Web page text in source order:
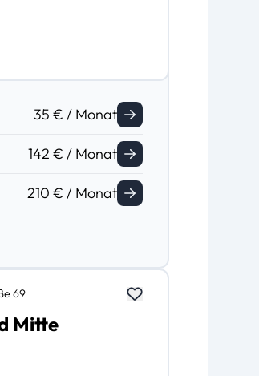
35 € / Monat
142 € / Monat
210 € / Monat
69
Mitte